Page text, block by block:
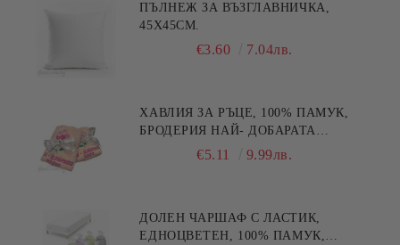
ПЪЛНЕЖ ЗА ВЪЗГЛАВНИЧКА,
45X45СМ.
€3.60 7.04лв.
ХАВЛИЯ ЗА РЪЦЕ, 100% ПАМУК,
БРОДЕРИЯ НАЙ- ДОБАРАТА
МАЙКА/БАБА , РАЗМЕР:
€5.11 9.99лв.
ДОЛЕН ЧАРШАФ С ЛАСТИК,
ЕДНОЦВЕТЕН, 100% ПАМУК,